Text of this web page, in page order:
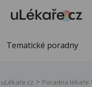
Tematické poradny
uLékaře.cz Poradna lékaře